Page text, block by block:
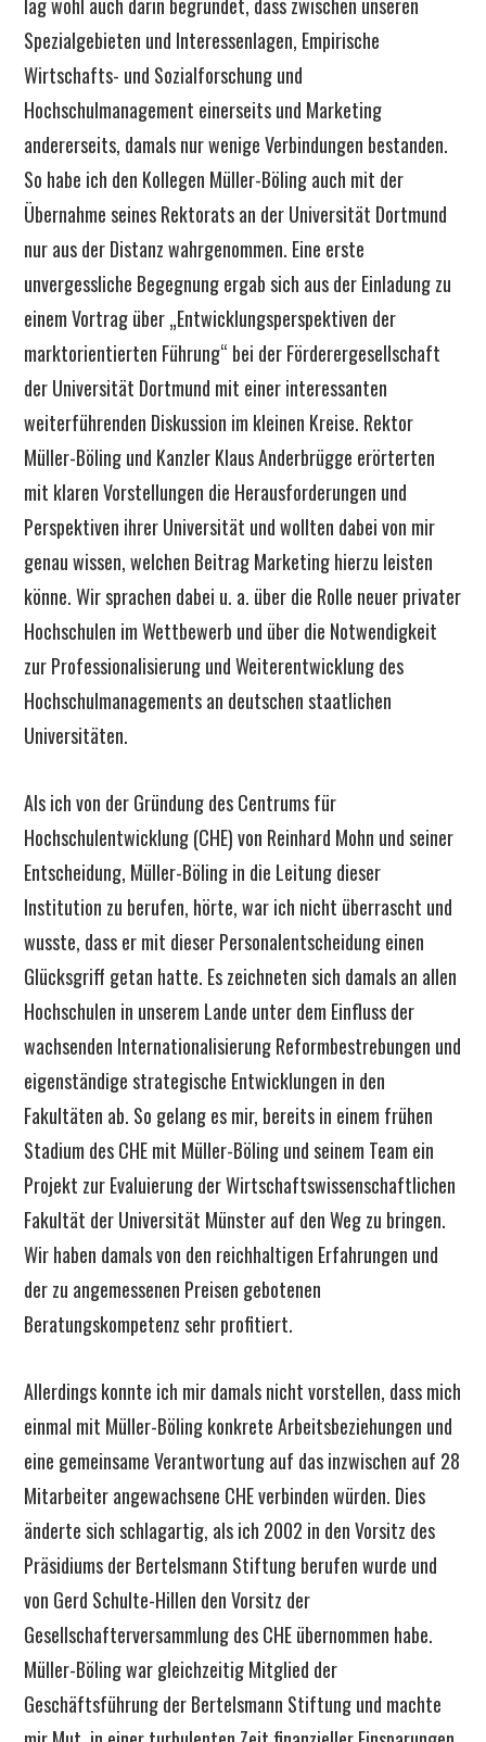
Spezialgebieten und Interessenlagen, Empirische
Wirtschafts- und Sozialforschung und
Hochschulmanagement einerseits und Marketing
andererseits, damals nur wenige Verbindungen bestanden.
So habe ich den Kollegen Müller-Böling auch mit der
Übernahme seines Rektorats an der Universität Dortmund
nur aus der Distanz wahrgenommen. Eine erste
unvergessliche Begegnung ergab sich aus der Einladung zu
einem Vortrag über „Entwicklungsperspektiven der
marktorientierten Führung“ bei der Förderergesellschaft
der Universität Dortmund mit einer interessanten
weiterführenden Diskussion im kleinen Kreise. Rektor
Müller-Böling und Kanzler Klaus Anderbrügge erörterten
mit klaren Vorstellungen die Herausforderungen und
Perspektiven ihrer Universität und wollten dabei von mir
genau wissen, welchen Beitrag Marketing hierzu leisten
könne. Wir sprachen dabei u. a. über die Rolle neuer privater
Hochschulen im Wettbewerb und über die Notwendigkeit
zur Professionalisierung und Weiterentwicklung des
Hochschulmanagements an deutschen staatlichen
Universitäten.
Als ich von der Gründung des Centrums für
Hochschulentwicklung (CHE) von Reinhard Mohn und seiner
Entscheidung, Müller-Böling in die Leitung dieser
Institution zu berufen, hörte, war ich nicht überrascht und
wusste, dass er mit dieser Personalentscheidung einen
Glücksgriff getan hatte. Es zeichneten sich damals an allen
Hochschulen in unserem Lande unter dem Einfluss der
wachsenden Internationalisierung Reformbestrebungen und
eigenständige strategische Entwicklungen in den
Fakultäten ab. So gelang es mir, bereits in einem frühen
Stadium des CHE mit Müller-Böling und seinem Team ein
Projekt zur Evaluierung der Wirtschaftswissenschaftlichen
Fakultät der Universität Münster auf den Weg zu bringen.
Wir haben damals von den reichhaltigen Erfahrungen und
der zu angemessenen Preisen gebotenen
Beratungskompetenz sehr profitiert.
Allerdings konnte ich mir damals nicht vorstellen, dass mich
einmal mit Müller-Böling konkrete Arbeitsbeziehungen und
eine gemeinsame Verantwortung auf das inzwischen auf 28
Mitarbeiter angewachsene CHE verbinden würden. Dies
änderte sich schlagartig, als ich 2002 in den Vorsitz des
Präsidiums der Bertelsmann Stiftung berufen wurde und
von Gerd Schulte-Hillen den Vorsitz der
Gesellschafterversammlung des CHE übernommen habe.
Müller-Böling war gleichzeitig Mitglied der
Geschäftsführung der Bertelsmann Stiftung und machte